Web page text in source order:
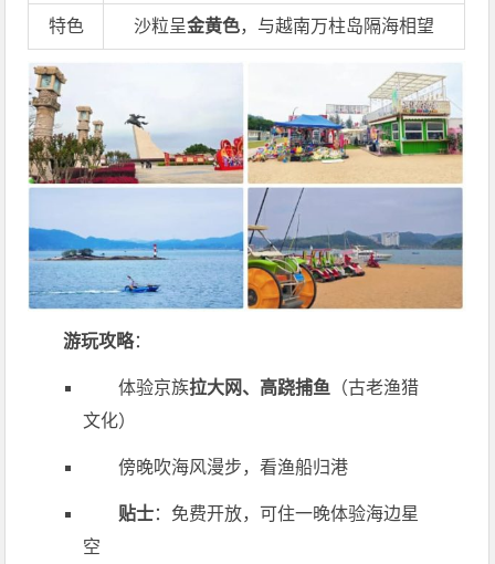
特色 沙粒呈金黄色，与越南万柱岛隔海相望
游玩攻略：
体验京族拉大网、高跷捕鱼 （古老渔猎
文化）
傍晚吹海风漫步，看渔船归港
贴士：免费开放，可住一晚体验海边星
空